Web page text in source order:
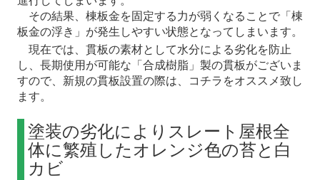
その結果、棟板金を固定する力が弱くなることで「棟
板金の浮き」が発生しやすい状態となってしまいます。
現在では、貫板の素材として水分による劣化を防止
し、長期使用が可能な「合成樹脂」製の貫板がございま
すので、新規の貫板設置の際は、コチラをオススメ致し
ます。
塗装の劣化によりスレート屋根全
体に繁殖したオレンジ色の苔と白
カビ